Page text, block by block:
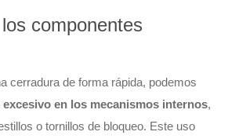
componentes
cerradura de forma rápida, podemos
excesivo en los mecanismos internos,
o tornillos de bloqueo. Este uso